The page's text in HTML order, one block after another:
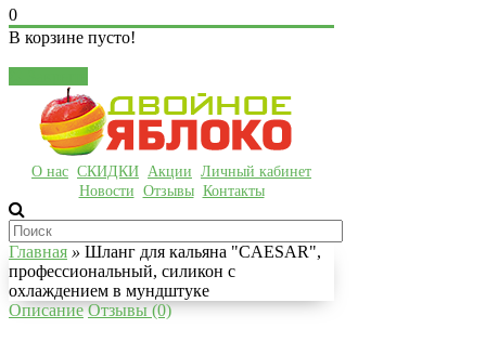
0
В корзине пусто!
О нас СКИДКИ Акции Личный кабинет
Новости Отзывы Контакты
Главная » Шланг для кальяна "CAESAR",
профессиональный, силикон с
охлаждением в мундштуке
Описание Отзывы (0)